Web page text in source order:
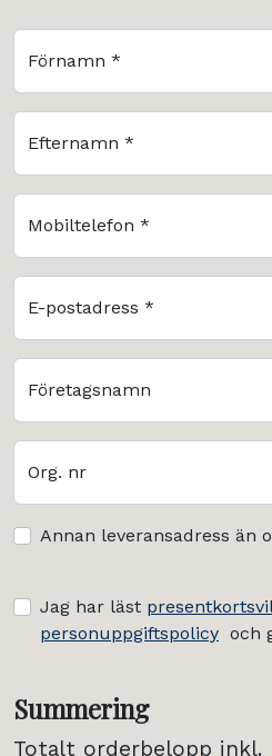
Förnamn *
Efternamn *
Mobiltelefon *
E-postadress *
Företagsnamn
Org. nr
Annan leveransadress än
Jag har läst
personuppgiftspolicy och
Summering
Totalt orderbelopp inkl.